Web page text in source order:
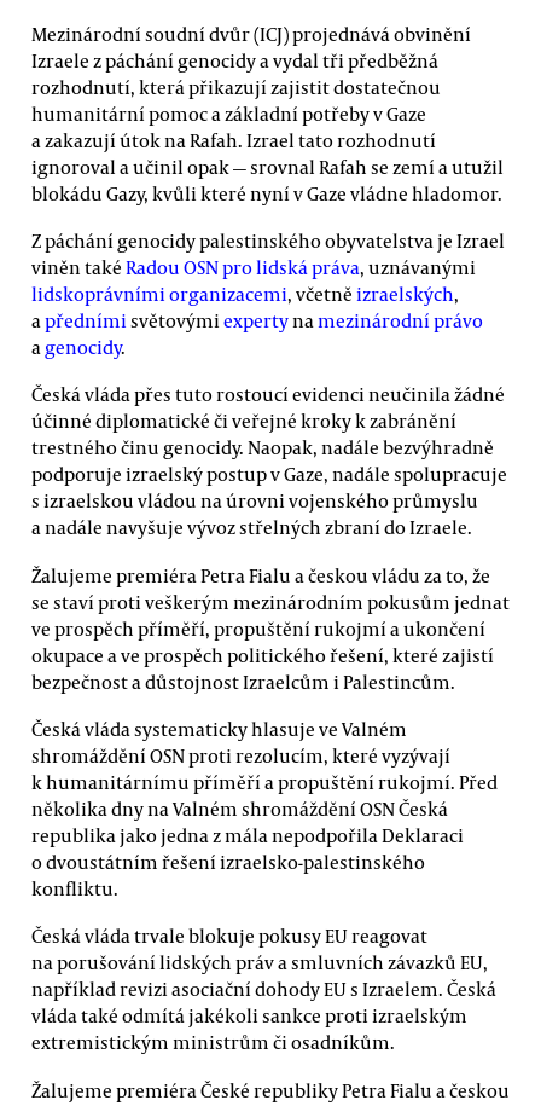
Mezinárodní soudní dvůr (ICJ) projednává obvinění
Izraele z páchání genocidy a vydal tři předběžná
rozhodnutí, která přikazují zajistit dostatečnou
humanitární pomoc a základní potřeby v Gaze
a zakazují útok na Rafah. Izrael tato rozhodnutí
ignoroval a učinil opak — srovnal Rafah se zemí a utužil
blokádu Gazy, kvůli které nyní v Gaze vládne hladomor.
Z páchání genocidy palestinského obyvatelstva je Izrael
viněn také Radou OSN pro lidská práva, uznávanými
lidskoprávními organizacemi, včetně izraelských,
apřednímisvětovýmiexpertynamezinárodní právo
a genocidy.
Česká vláda přes tuto rostoucí evidenci neučinila žádné
účinné diplomatické či veřejné kroky k zabránění
trestného činu genocidy. Naopak, nadále bezvýhradně
podporuje izraelský postup v Gaze, nadále spolupracuje
s izraelskou vládou na úrovni vojenského průmyslu
a nadále navyšuje vývoz střelných zbraní do Izraele.
Žalujeme premiéra Petra Fialu a českou vládu za to, že
se staví proti veškerým mezinárodním pokusům jednat
ve prospěch příměří, propuštění rukojmí a ukončení
okupace a ve prospěch politického řešení, které zajistí
bezpečnost a důstojnost Izraelcům i Palestincům.
Česká vláda systematicky hlasuje ve Valném
shromáždění OSN proti rezolucím, které vyzývají
k humanitárnímu příměří a propuštění rukojmí. Před
několika dny na Valném shromáždění OSN Česká
republika jako jedna z mála nepodpořila Deklaraci
o dvoustátním řešení izraelsko-palestinského
konfliktu.
Česká vláda trvale blokuje pokusy EU reagovat
na porušování lidských práv a smluvních závazků EU,
například revizi asociační dohody EU s Izraelem. Česká
vláda také odmítá jakékoli sankce proti izraelským
extremistickým ministrům či osadníkům.
Žalujeme premiéra České republiky Petra Fialu a českou